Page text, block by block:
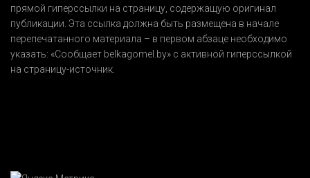
прямой гиперссылки на страницу, содержащую оригинал
публикации. Эта ссылка должна быть размещена в начале
перепечатанного материала – в первом абзаце необходимо
указать: «Сообщает belkagomel.by» с активной гиперссылкой
на страницу-источник.